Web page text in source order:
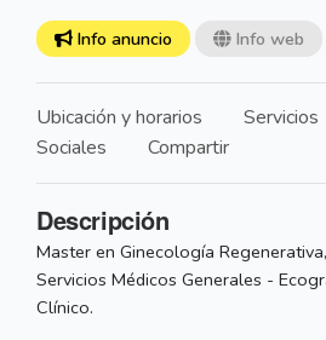
Info anuncio Info web
Ubicación y horarios Servicios
Sociales
Compartir
Descripción
Master en Ginecología
Servicios Médicos Generales -
Clínico.